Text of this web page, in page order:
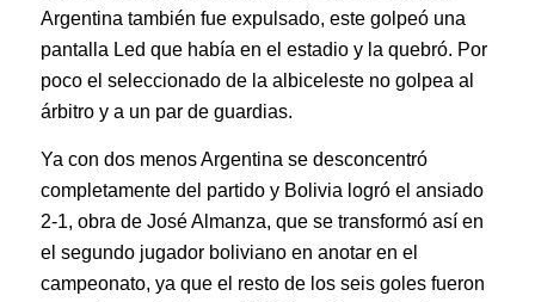
Argentina también fue expulsado, este golpeó una
pantalla Led que había en el estadio y la quebró. Por
poco el seleccionado de la albiceleste no golpea al
árbitro y a un par de guardias.
Ya con dos menos Argentina se desconcentró
completamente del partido y Bolivia logró el ansiado
2-1, obra de José Almanza, que se transformó así en
el segundo jugador boliviano en anotar en el
campeonato, ya que el resto de los seis goles fueron